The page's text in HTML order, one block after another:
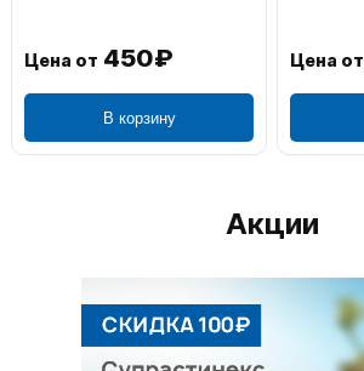
Цена от 450₽
В корзину
Цена от
Акции